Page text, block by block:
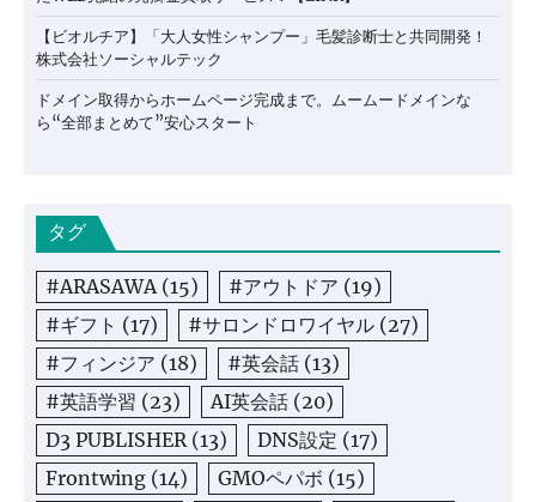
【ビオルチア】「大人女性シャンプー」毛髪診断士と共同開発！
株式会社ソーシャルテック
ドメイン取得からホームページ完成まで。ムームードメインな
ら“全部まとめて”安心スタート
タグ
#ARASAWA (15) #アウトドア (19)
#ギフト (17) #サロンドロワイヤル (27)
#フィンジア (18) #英会話 (13)
#英語学習 (23) AI英会話 (20)
D3 PUBLISHER (13) DNS設定 (17)
Frontwing (14) GMOペパボ (15)